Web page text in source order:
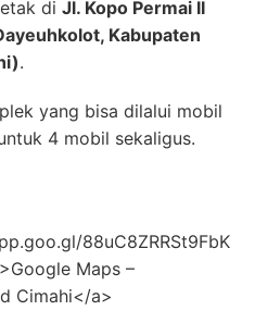
di Jl. Kopo Permai II
Kabupaten
.
yang bisa dilalui mobil
4 mobil sekaligus.
88uC8ZRRSt9FbK
Maps –
Cimahi</a>